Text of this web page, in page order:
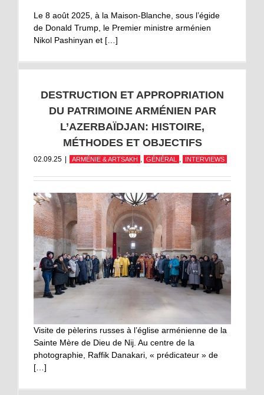
Le 8 août 2025, à la Maison-Blanche, sous l’égide
de Donald Trump, le Premier ministre arménien
Nikol Pashinyan et […]
DESTRUCTION ET APPROPRIATION
DU PATRIMOINE ARMÉNIEN PAR
L’AZERBAÏDJAN: HISTOIRE,
MÉTHODES ET OBJECTIFS
02.09.25 ARMÉNIE & ARTSAKH , GÉNÉRAL , INTERVIEWS
Visite de pèlerins russes à l’église arménienne de la
Sainte Mère de Dieu de Nij. Au centre de la
photographie, Raffik Danakari, « prédicateur » de
[…]